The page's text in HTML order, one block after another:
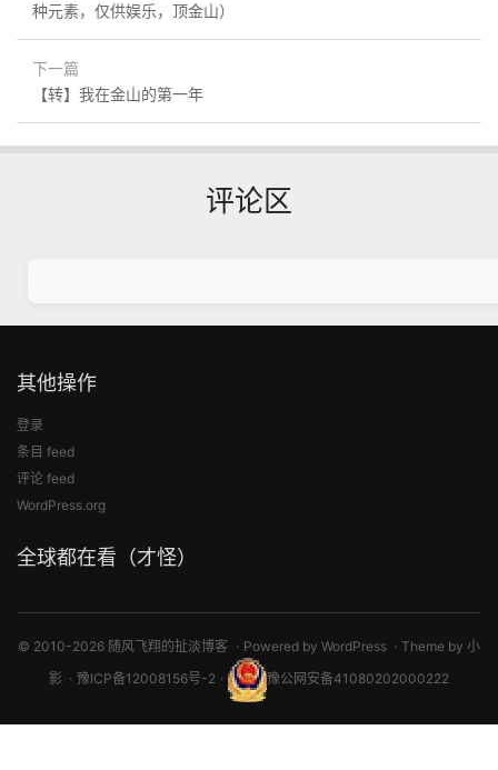
种元素，仅供娱乐，顶金山）
下一篇
【转】我在金山的第一年
评论区
其他操作
登录
条目 feed
评论 feed
WordPress.org
全球都在看（才怪）
© 2010-2026 随风飞翔的扯淡博客 Powered by WordPress Theme by 小
影
豫ICP备12008156号-2 豫公网安备41080202000222